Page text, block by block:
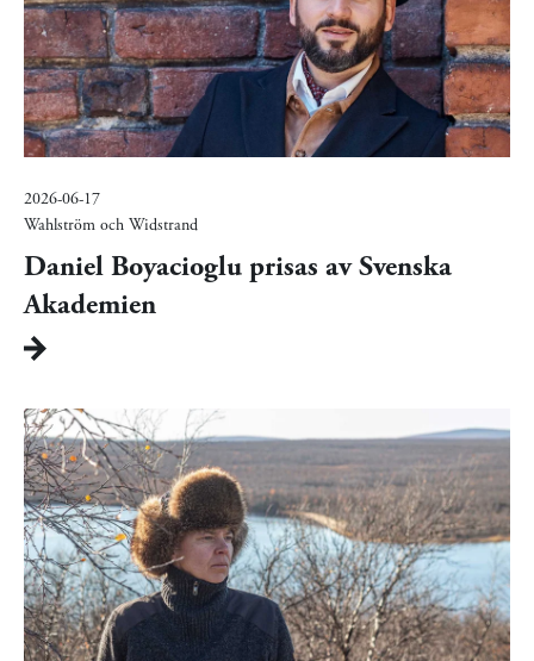
2026-06-17
Wahlström och Widstrand
Daniel Boyacioglu prisas av Svenska
Akademien